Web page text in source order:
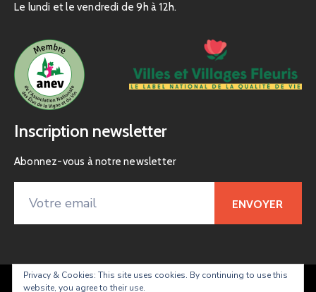
Le lundi et le vendredi de 9h à 12h.
Inscription newsletter
Abonnez-vous à notre newsletter
Privacy & Cookies: This site uses cookies. By continuing to use this
website, you agree to their use.